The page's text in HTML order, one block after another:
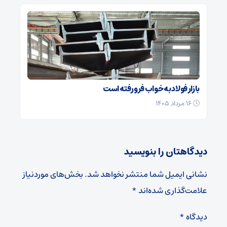
بازار فولاد به خواب فرو رفته است
دیدگاهتان را بنویسید
نشانی ایمیل شما منتشر نخواهد شد.بخش‌های موردنیاز
علامت‌گذاری شده‌اند*
دیدگاه*